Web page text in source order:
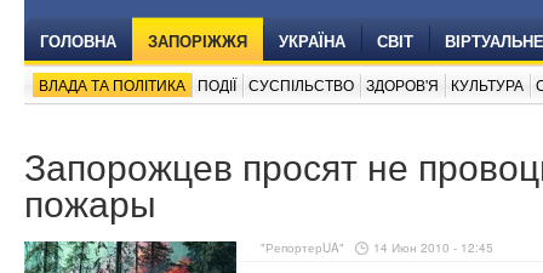
ГОЛОВНА ЗАПОРІЖЖЯ УКРАЇНА СВІТ
ВЛАДА ТА ПОЛІТИКА ПОДІЇ СУСПІЛЬСТВО ЗДОРОВ'Я КУЛЬТУРА
Запорожцев просят не
пожары
"РепортерUA" 14 Июн 2010 - 12:45